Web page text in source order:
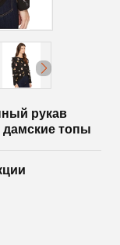
рукав
дамские топы